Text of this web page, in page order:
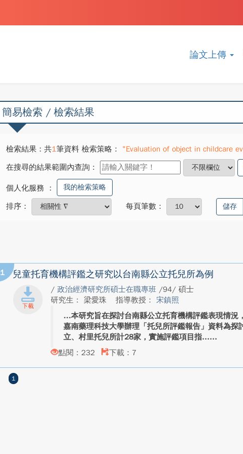
論文上傳
簡易檢索 / 檢索結果
檢索結果：共1筆資料 檢索策略：
"Evaluation of object in childcare
在搜尋的結果範圍內查詢：
個人化服務 ： 我的檢索策略
排序： 每頁筆數： 儲存
1 兒童托育機構評鑑之研究以台南縣公立托兒所為例
/ 政治經濟研究所碩士在職專班 /94/ 碩士
研究生： 梁愛珠
指導教授： 宋鎮照
本研究旨在探討台南縣公立托育機構評鑑表現情
嘉南藥理科技大學辦理「托兒所評鑑報告」資料為探
立、村里托兒所計28家，實施評鑑項目指...
點閱：232
下載：7
1